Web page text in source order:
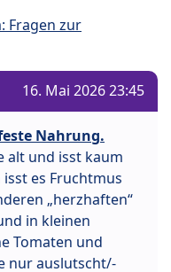
Fragen zur
16. Mai 2026 23:45
Nahrung.
alt und isst kaum
es Fruchtmus
„herzhaften“
in kleinen
Tomaten und
nur auslutscht/-